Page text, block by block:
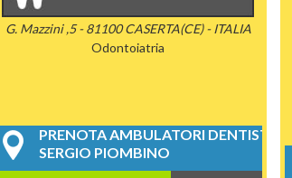
G. Mazzini ,5 - 81100 CASERTA(CE) - ITALIA
Odontoiatria
PRENOTA AMBULATORI DENTISTICI
SERGIO PIOMBINO